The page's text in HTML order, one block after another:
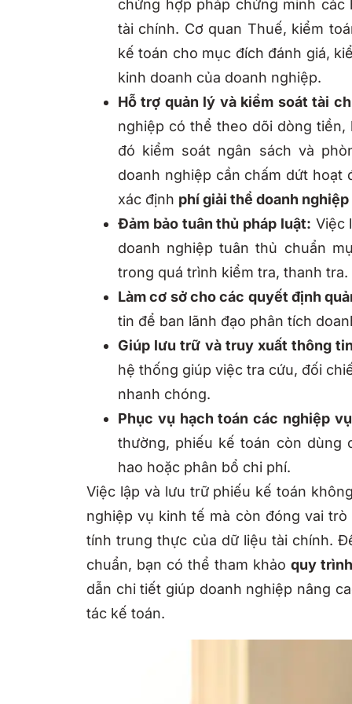
chứng hợp pháp chứng minh
tài chính. Cơ quan Thuế, kiểm
kế toán cho mục đích đánh giá,
kinh doanh của doanh nghiệp.
Hỗ trợ quản lý và kiểm soát tài
nghiệp có thể theo dõi dòng
đó kiểm soát ngân sách và
doanh nghiệp cần chấm dứt hoạt
xác định phí giải thể doanh nghiệp
Đảm bảo tuân thủ pháp luật: Việc
doanh nghiệp tuân thủ chuẩn
trong quá trình kiểm tra, thanh tra.
Làm cơ sở cho các quyết định
tin để ban lãnh đạo phân tích
Giúp lưu trữ và truy xuất thông
hệ thống giúp việc tra cứu, đối
nhanh chóng.
Phục vụ hạch toán các nghiệp
thường, phiếu kế toán còn dùng
hao hoặc phân bổ chi phí.
Việc lập và lưu trữ phiếu kế toán
nghiệp vụ kinh tế mà còn đóng vai
tính trung thực của dữ liệu tài chính.
chuẩn, bạn có thể tham khảo quy
dẫn chi tiết giúp doanh nghiệp nâng
tác kế toán.